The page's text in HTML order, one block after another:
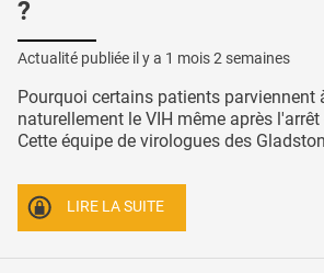
?
Actualité publiée il y a 1 mois 2 semaines
Pourquoi certains patients parviennent
naturellement le VIH même après
Cette équipe de virologues des
LIRE LA SUITE